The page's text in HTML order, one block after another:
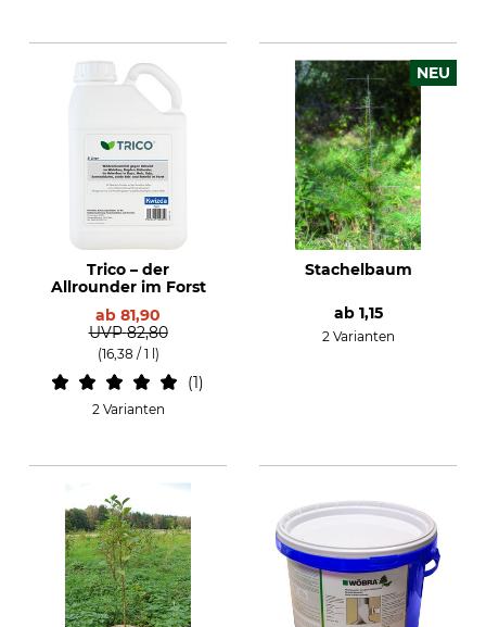
Trico – der
Allrounder im Forst
ab 81,90
UVP 82,80
(16,38 / 1 l)
1
2 Varianten
NEU
Stachelbaum
ab 1,15
2 Varianten